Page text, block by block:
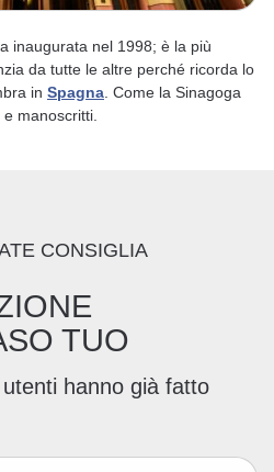
inaugurata nel 1998; è la più
da tutte le altre perché ricorda lo
in Spagna . Come la Sinagoga
manoscritti.
CONSIGLIA
TUO
hanno già fatto